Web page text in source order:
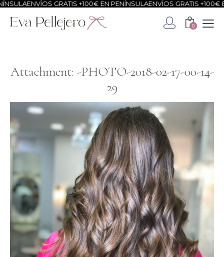
ENVÍOS GRATIS +100€ EN PENÍNSULAENVÍOS GRATIS +100€
0
Attachment: -PHOTO-2018-02-17-00-14-
29